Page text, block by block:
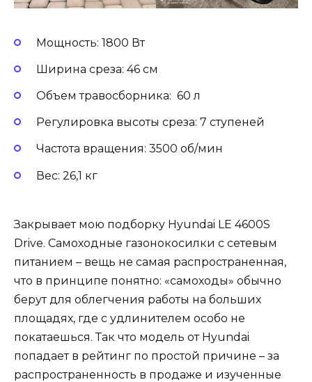
Мощность: 1800 Вт
Ширина среза: 46 см
Объем травосборника: 60 л
Регулировка высоты среза: 7 ступеней
Частота вращения: 3500 об/мин
Вес: 26,1 кг
Закрывает мою подборку Hyundai LE 4600S
Drive. Самоходные газонокосилки с сетевым
питанием – вещь не самая распространенная,
что в принципе понятно: «самоходы» обычно
берут для облегчения работы на больших
площадях, где с удлинителем особо не
покатаешься. Так что модель от Hyundai
попадает в рейтинг по простой причине – за
распространенность в продаже и изученные